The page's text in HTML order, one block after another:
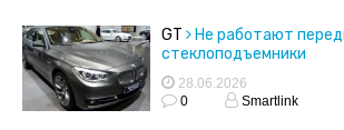
GT
Не работают
стеклоподъемники
28.06.2026
0
Smartlink